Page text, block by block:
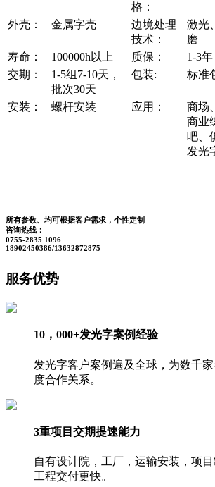
格：
外壳： 金属字壳
边境处理
技术：
激光
磨
寿命：
100000h以上 质保：
1-3年
交期：
1-5组7-10天，
批次30天
包装: 标准
安装： 螺杆安装 应用：
商场
商业
吧、
发光
所有参数、均可根据客户需求，个性定制
咨询热线：
0755-2835 1096
18902450386/13632872875
服务优势
10，000+发光字案例经验
发光字客户案例遍及全球，为数千
度合作关系。
3重项目交期提速能力
自有设计院，工厂，运输安装，项目
工程交付更快。